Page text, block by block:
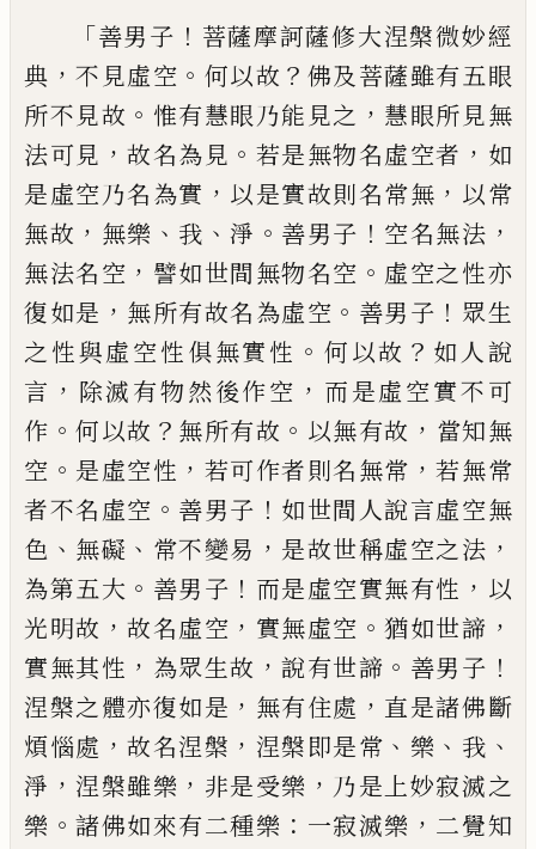
「善男子 ！ 菩薩摩訶薩修大涅槃微妙經
典 ，不 見虛空 。 何以故 ？ 佛及菩薩雖有五眼
所不見故 。 惟有慧眼乃能見之 ， 慧眼所見無
法可見 ，故名為見 。 若是無物名虛空者 ， 如
是虛空乃名為實 ， 以是實故則名常無 ， 以常
無故 ， 無樂 、 我 、淨 。 善男子 ！ 空名無法 ，
無法名空 ， 譬如世間無物名空 。 虛空之性亦
復如是 ， 無所有故名為虛空 。 善男子 ！ 眾生
之性與虛空性俱無實性 。 何以故 ？ 如人說
言 ， 除滅有物然後作空 ， 而是虛空實不可
作 。何以故 ？ 無所有故 。 以無有故 ， 當知無
空 。 是虛空性 ， 若可作者則名無常 ，若無常
者不名虛空 。 善男子 ！ 如世間人說言虛空無
色 、 無礙 、 常不變易 ， 是故世稱虛空之法 ，
為第五大 。 善男子 ！ 而是虛空實無有性 ， 以
光明故 ，故名虛空 ， 實無虛空 。猶如世諦 ，
實無其性 ， 為眾生故 ，說有世諦 。 善男子 ！
涅槃之體亦復如是 ， 無有住處 ， 直是諸佛斷
煩惱處 ，故名涅槃 ， 涅槃即是常 、 樂 、 我 、
淨 ，涅槃雖樂 ， 非是受樂 ， 乃是上妙寂滅之
樂 。諸佛如來有二種樂 ： 一寂滅樂 ， 二覺知